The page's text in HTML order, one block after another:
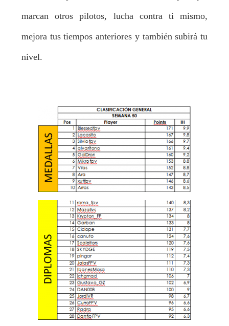
marcan otros pilotos, lucha contra ti mismo,
mejora tus tiempos anteriores y también subirá tu
nivel.